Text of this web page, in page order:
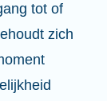
tot of
zich